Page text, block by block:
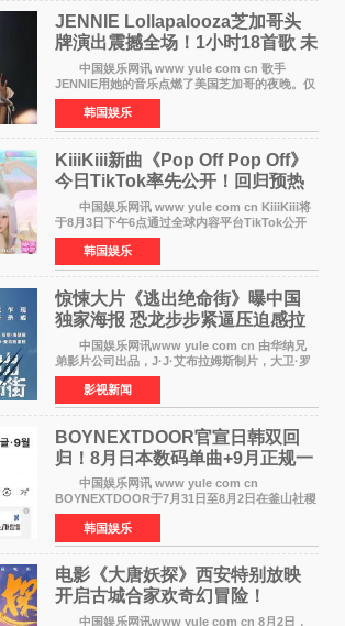
JENNIE Lollapalooza芝加哥头
牌演出震撼全场！1小时18首歌 未
发行新曲首度公开
中国娱乐网讯 www yule com cn 歌手
JENNIE用她的音乐点燃了美国芝加哥的夜晚。仅
需1小时，就足以证明K-pop女性solo艺人首次登
上Lollapalooza这一头衔的分量。她向世人展示
了为何自己能作为世
韩国娱乐
KiiiKiii新曲《Pop Off Pop Off》
今日TikTok率先公开！回归预热
全面启动
中国娱乐网讯 www yule com cn KiiiKiii将
于8月3日下午6点通过全球内容平台TikTok公开
将于10日发行的迷你三辑《WhyKiiiKiii》主打歌
〈Pop Off Pop Off〉的挑战视频，率先公开部分
音源和亮
韩国娱乐
惊悚大片《逃出绝命街》曝中国
独家海报 恐龙步步紧逼压迫感拉
中国娱乐网讯www yule com cn 由华纳兄
弟影片公司出品，J·J·艾布拉姆斯制片，大卫·罗
伯特·米切尔执导，好莱坞巨星安妮·海瑟薇、伊万
·麦克格雷格主演的2026年暑期惊悚恐龙大片《逃
出绝命
影视新闻
BOYNEXTDOOR官宣日韩双回
归！8月日本数码单曲+9月正规一
辑改版
中国娱乐网讯 www yule com cn
BOYNEXTDOOR于7月31日至8月2日在釜山社稷
室内体育馆举办了BOYNEXTDOOR TOUR
&lsquo;KNOCK ON Vol 2&rsquo; IN
BUSAN，与当地粉丝共度难忘时光。 在演
韩国娱乐
电影《大唐妖探》西安特别放映
开启古城合家欢奇幻冒险！
中国娱乐网讯www yule com cn 8月2日，